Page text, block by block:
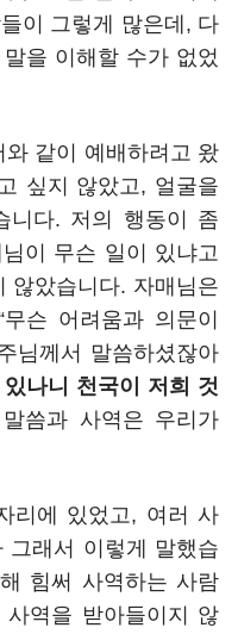
이 그렇게 많은데, 다
을 이해할 수가 없었
같이 예배하려고 왔
싶지 않았고, 얼굴을
니다. 저의 행동이 좀
이 무슨 일이 있냐고
않았습니다. 자매님은
슨 어려움과 의문이
님께서 말씀하셨잖아
나니 천국이 저희 것
씀과 사역은 우리가
리에 있었고, 여러 사
그래서 이렇게 말했습
힘써 사역하는 사람
역을 받아들이지 않